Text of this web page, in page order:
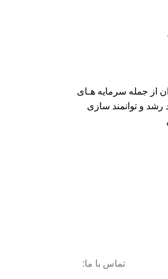
از جمله سرمایه هـای
رشد و توانمند سازی
تماس با ما: